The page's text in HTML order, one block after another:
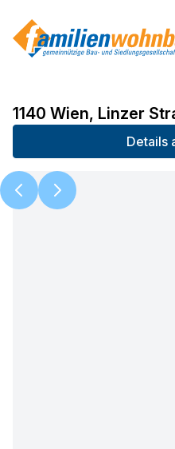
1140 Wien, Linzer
Details